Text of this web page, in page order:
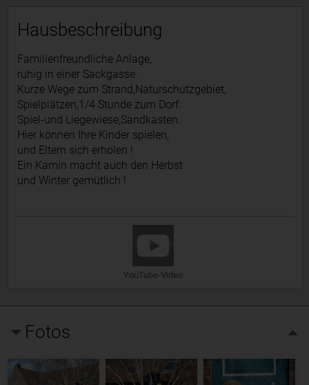
Hausbeschreibung
Familienfreundliche Anlage,
ruhig in einer Sackgasse.
Kurze Wege zum Strand,Naturschutzgebiet,
Spielplätzen,1/4 Stunde zum Dorf.
Spiel-und Liegewiese,Sandkasten.
Hier können Ihre Kinder spielen,
und Eltern sich erholen !
Ein Kamin macht auch den Herbst
und Winter gemütlich !
YouTube-Video
Fotos